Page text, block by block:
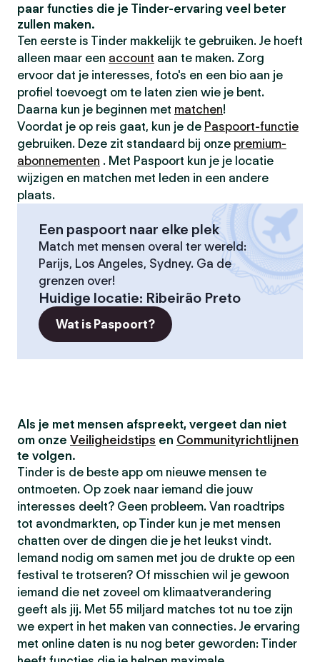
paar functies die je Tinder-ervaring veel beter
zullen maken.
Ten eerste is Tinder makkelijk te gebruiken. Je hoeft
alleen maar een account aan te maken. Zorg
ervoor dat je interesses, foto's en een bio aan je
profiel toevoegt om te laten zien wie je bent.
Daarna kun je beginnen met matchen!
Voordat je op reis gaat, kun je de Paspoort-functie
gebruiken. Deze zit standaard bij onze premium-
abonnementen . Met Paspoort kun je je locatie
wijzigen en matchen met leden in een andere
plaats.
Een paspoort naar elke plek
Match met mensen overal ter wereld:
Parijs, Los Angeles, Sydney. Ga de
grenzen over!
Huidige locatie: Ribeirão Preto
Wat is Paspoort?
Als je met mensen afspreekt, vergeet dan niet
om onze Veiligheidstips en Communityrichtlijnen
te volgen.
Tinder is de beste app om nieuwe mensen te
ontmoeten. Op zoek naar iemand die jouw
interesses deelt? Geen probleem. Van roadtrips
tot avondmarkten, op Tinder kun je met mensen
chatten over de dingen die je het leukst vindt.
Iemand nodig om samen met jou de drukte op een
festival te trotseren? Of misschien wil je gewoon
iemand die net zoveel om klimaatverandering
geeft als jij. Met 55 miljard matches tot nu toe zijn
we expert in het maken van connecties. Je ervaring
met online daten is nu nog beter geworden: Tinder